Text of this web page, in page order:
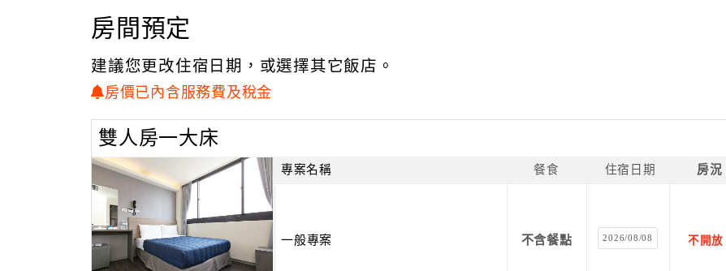
房間預定
建議您更改住宿日期，或選擇其它飯店。
房價已內含服務費及稅金
雙人房一大床
專案名稱 餐食 住宿日期 房況
一般專案 不含餐點 2026/08/08 不開放